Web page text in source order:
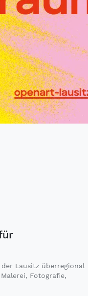
Lausitz überregional
Fotografie,